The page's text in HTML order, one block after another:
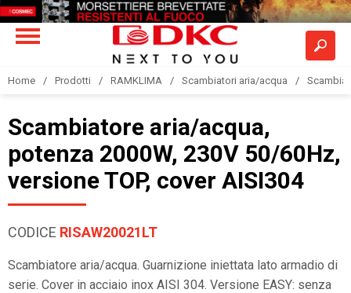
Home Prodotti RAMKLIMA Scambiatori aria/acqua
Scambiatore aria/acqua,
potenza 2000W, 230V 50/60Hz,
versione TOP, cover AISI304
CODICE RISAW20021LT
Scambiatore aria/acqua. Guarnizione iniettata lato armadio di
serie. Cover in acciaio inox AISI 304. Versione EASY: senza